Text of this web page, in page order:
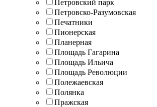
Петровский парк
Петровско-Разумовская
Печатники
Пионерская
Планерная
Площадь Гагарина
Площадь Ильича
Площадь Революции
Полежаевская
Полянка
Пражская